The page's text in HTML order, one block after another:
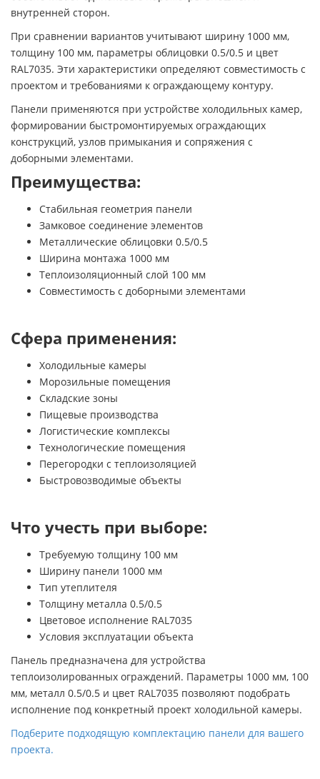
внутренней сторон.
При сравнении вариантов учитывают ширину 1000 мм,
толщину 100 мм, параметры облицовки 0.5/0.5 и цвет
RAL7035. Эти характеристики определяют совместимость с
проектом и требованиями к ограждающему контуру.
Панели применяются при устройстве холодильных камер,
формировании быстромонтируемых ограждающих
конструкций, узлов примыкания и сопряжения с
доборными элементами.
Преимущества:
Стабильная геометрия панели
Замковое соединение элементов
Металлические облицовки 0.5/0.5
Ширина монтажа 1000 мм
Теплоизоляционный слой 100 мм
Совместимость с доборными элементами
Сфера применения:
Холодильные камеры
Морозильные помещения
Складские зоны
Пищевые производства
Логистические комплексы
Технологические помещения
Перегородки с теплоизоляцией
Быстровозводимые объекты
Что учесть при выборе:
Требуемую толщину 100 мм
Ширину панели 1000 мм
Тип утеплителя
Толщину металла 0.5/0.5
Цветовое исполнение RAL7035
Условия эксплуатации объекта
Панель предназначена для устройства
теплоизолированных ограждений. Параметры 1000 мм, 100
мм, металл 0.5/0.5 и цвет RAL7035 позволяют подобрать
исполнение под конкретный проект холодильной камеры.
Подберите подходящую комплектацию панели для вашего
проекта.